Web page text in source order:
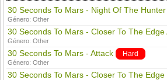
30 Seconds To Mars - Night Of The Hunter
Género:Other
30 Seconds To Mars - Closer To The Edge
Género:Other
30 Seconds To Mars - Attack Hard
Género:Other
30 Seconds To Mars - Closer To The Edge